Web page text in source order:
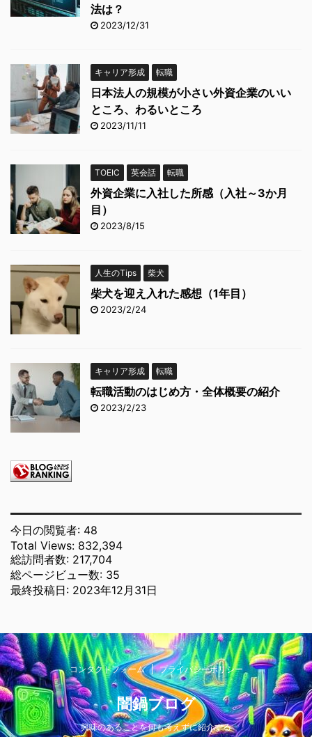
法は？
2023/12/31
キャリア形成 転職
日本法人の規模が小さい外資企業のいい
ところ、わるいところ
2023/11/11
TOEIC 英会話 転職
外資企業に入社した所感（入社～3か月
目）
2023/8/15
人生のTips 柴犬
柴犬を迎え入れた感想（1年目）
2023/2/24
キャリア形成 転職
転職活動のはじめ方・全体概要の紹介
2023/2/23
今日の閲覧者: 48
Total Views: 832,394
総訪問者数: 217,704
総ページビュー数: 35
最終投稿日: 2023年12月31日
コンタクトフォーム プライバシーポリシー
闇鍋ブログ
興味のあることを何も考えずに紹介する